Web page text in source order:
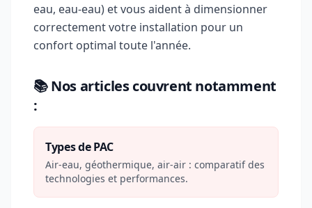
eau, eau-eau) et vous aident à dimensionner
correctement votre installation pour un
confort optimal toute l'année.
📚 Nos articles couvrent notamment
:
Types de PAC
Air-eau, géothermique, air-air : comparatif des
technologies et performances.